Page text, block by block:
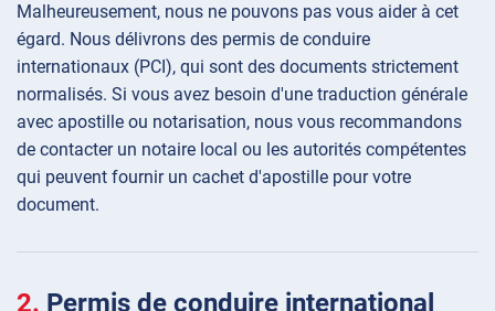
Malheureusement, nous ne pouvons pas vous aider à cet
égard. Nous délivrons des permis de conduire
internationaux (PCI), qui sont des documents strictement
normalisés. Si vous avez besoin d'une traduction générale
avec apostille ou notarisation, nous vous recommandons
de contacter un notaire local ou les autorités compétentes
qui peuvent fournir un cachet d'apostille pour votre
document.
Permis de conduire international